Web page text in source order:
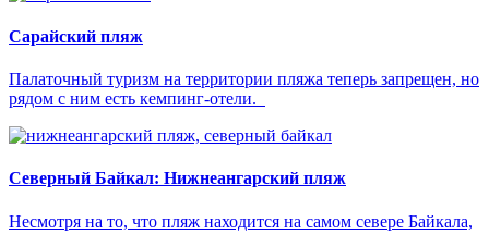
Сарайский пляж
Палаточный туризм на территории пляжа теперь запрещен, но
рядом с ним есть кемпинг-отели.
Северный Байкал: Нижнеангарский пляж
Несмотря на то, что пляж находится на самом севере Байкала,